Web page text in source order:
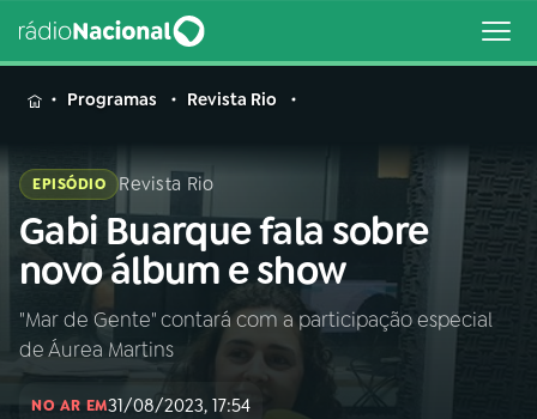
MENU
Buscar
na
Rádio
Nacional
Buscar
Programas Revista Rio
EPISÓDIO Revista Rio
Gabi Buarque fala sobre
novo álbum e show
"Mar de Gente" contará com a participação especial
de Áurea Martins
NO AR EM31/08/2023, 17:54